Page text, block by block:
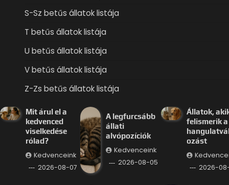
S-Sz betűs állatok listája
T betűs állatok listája
U betűs állatok listája
V betűs állatok listája
Z-Zs betűs állatok listája
Mit árul el a
kedvenced
viselkedése
rólad?
Kedvenceink
2026-08-07
A legfurcsább
állati
alvópozíciók
Kedvenceink
2026-08-05
Állatok,
felismerik a
ozást
2026-